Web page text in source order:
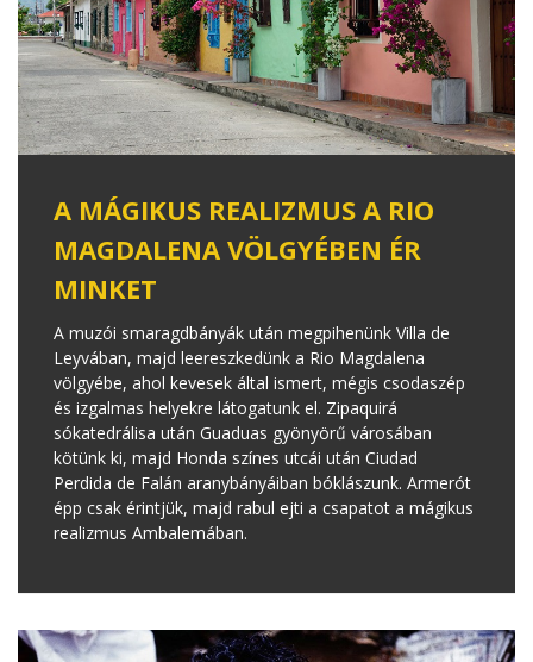
A MÁGIKUS REALIZMUS A RIO
MAGDALENA VÖLGYÉBEN ÉR
MINKET
A muzói smaragdbányák után megpihenünk Villa de
Leyvában, majd leereszkedünk a Rio Magdalena
völgyébe, ahol kevesek által ismert, mégis csodaszép
és izgalmas helyekre látogatunk el. Zipaquirá
sókatedrálisa után Guaduas gyönyörű városában
kötünk ki, majd Honda színes utcái után Ciudad
Perdida de Falán aranybányáiban bóklászunk. Armerót
épp csak érintjük, majd rabul ejti a csapatot a mágikus
realizmus Ambalemában.